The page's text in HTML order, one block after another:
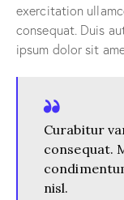
exercitation
consequat. Duis
ipsum dolor sit
Curabitur
consequat.
nisl.